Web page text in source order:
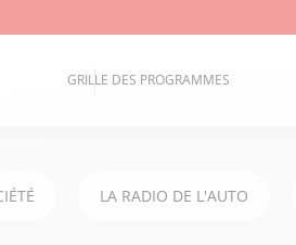
GRILLE DES PROGRAMMES
LA RADIO DE L'AUTO